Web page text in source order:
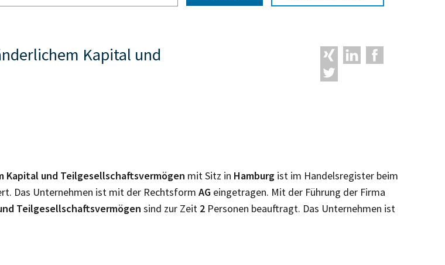
Kapital und
und Teilgesellschaftsvermögen mit Sitz in Hamburg ist im Handelsregister beim
Das Unternehmen ist mit der Rechtsform AG eingetragen. Mit der Führung der Firma
Teilgesellschaftsvermögen sind zur Zeit 2 Personen beauftragt. Das Unternehmen ist